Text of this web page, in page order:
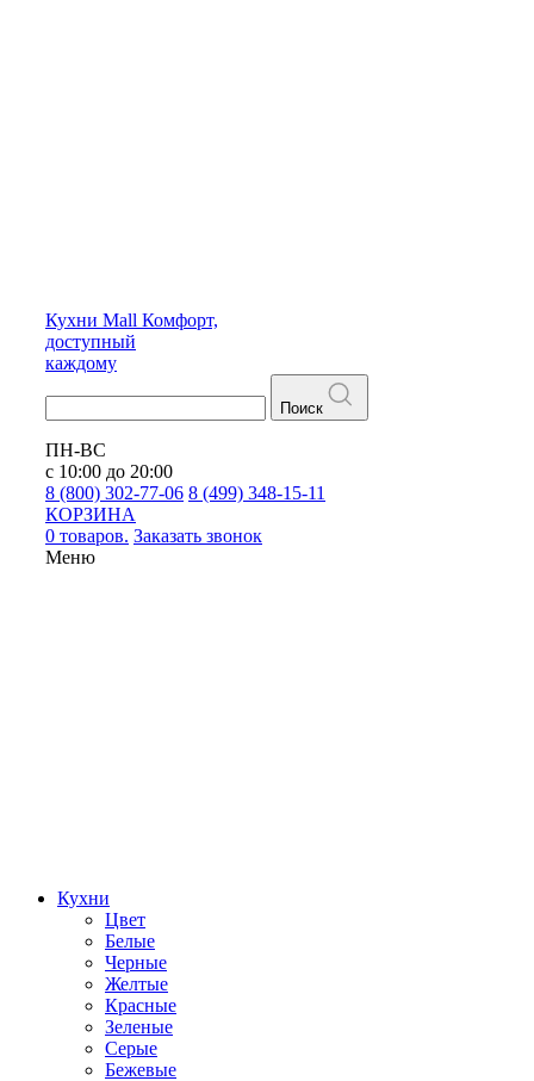
Кухни Mall Комфорт,
доступный
каждому
Поиск
ПН-ВС
с 10:00 до 20:00
8 (800) 302-77-06 8 (499) 348-15-11
КОРЗИНА
0 товаров. Заказать звонок
Меню
Кухни
Цвет
Белые
Черные
Желтые
Красные
Зеленые
Серые
Бежевые